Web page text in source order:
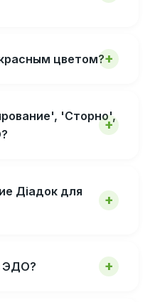
цветом?
'Сторно',
Діадок для
ЭДО?